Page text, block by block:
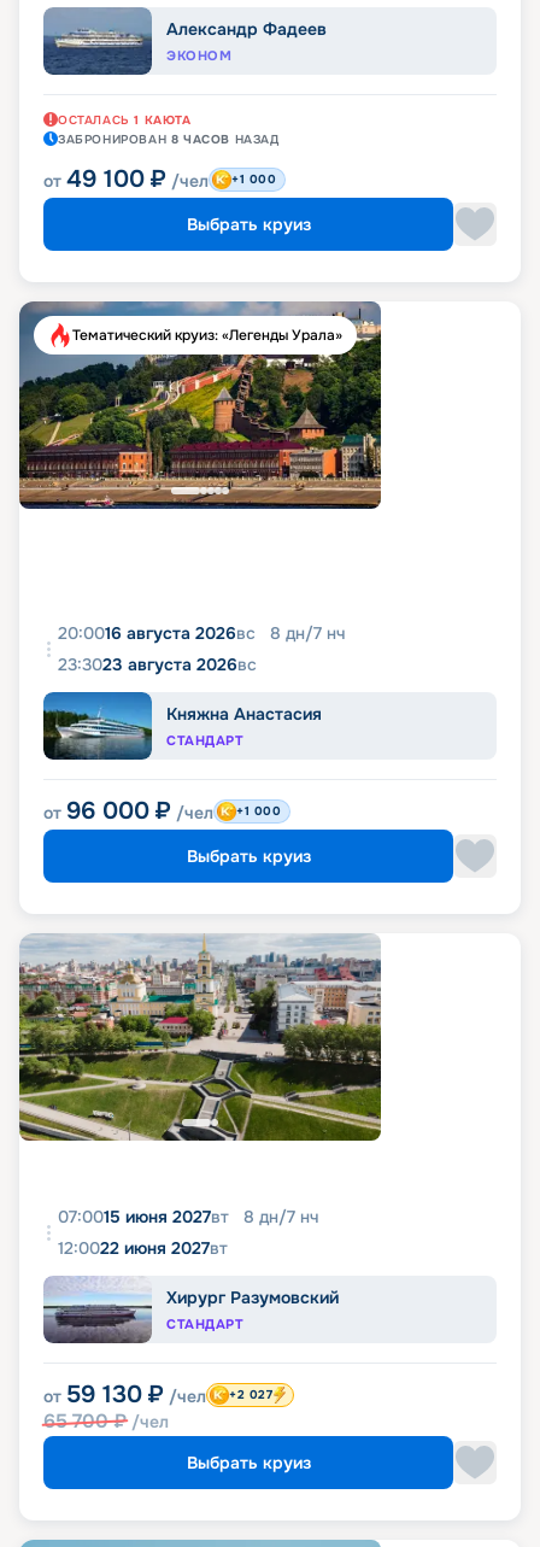
Александр Фадеев
ЭКОНОМ
ОСТАЛАСЬ 1 КАЮТА
ЗАБРОНИРОВАН 8 ЧАСОВ НАЗАД
от 49 100 ₽ /чел +1 000
Выбрать круиз
Тематический круиз: «Легенды Урала»
20:0016 августа 2026вс 8 дн/7 нч
23:3023 августа 2026вс
Княжна Анастасия
СТАНДАРТ
от 96 000 ₽ /чел +1 000
Выбрать круиз
07:0015 июня 2027вт 8 дн/7 нч
12:0022 июня 2027вт
Хирург Разумовский
СТАНДАРТ
от 59 130 ₽ /чел
65 700₽ /чел
+2 027
Выбрать круиз